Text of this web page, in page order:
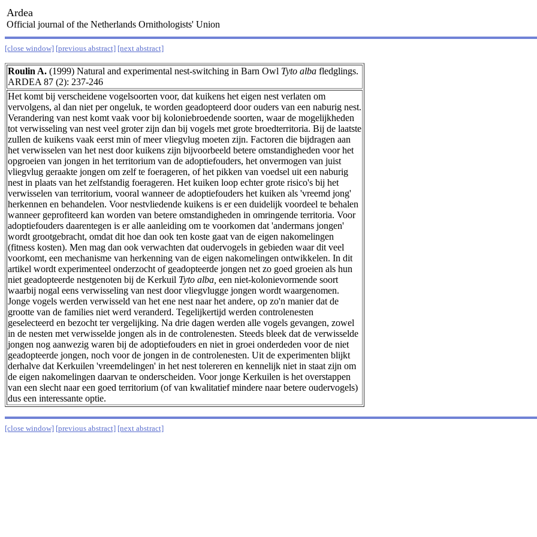
Ardea
Official journal of the Netherlands Ornithologists' Union
[close window] [previous abstract] [next abstract]
Roulin A. (1999) Natural and experimental nest-switching in Barn Owl Tyto alba fledglings.
ARDEA 87 (2): 237-246
Het komt bij verscheidene vogelsoorten voor, dat kuikens het eigen nest verlaten om
vervolgens, al dan niet per ongeluk, te worden geadopteerd door ouders van een naburig nest.
Verandering van nest komt vaak voor bij koloniebroedende soorten, waar de mogelijkheden
tot verwisseling van nest veel groter zijn dan bij vogels met grote broedterritoria. Bij de laatste
zullen de kuikens vaak eerst min of meer vliegvlug moeten zijn. Factoren die bijdragen aan
het verwisselen van het nest door kuikens zijn bijvoorbeeld betere omstandigheden voor het
opgroeien van jongen in het territorium van de adoptiefouders, het onvermogen van juist
vliegvlug geraakte jongen om zelf te foerageren, of het pikken van voedsel uit een naburig
nest in plaats van het zelfstandig foerageren. Het kuiken loop echter grote risico's bij het
verwisselen van territorium, vooral wanneer de adoptiefouders het kuiken als 'vreemd jong'
herkennen en behandelen. Voor nestvliedende kuikens is er een duidelijk voordeel te behalen
wanneer geprofiteerd kan worden van betere omstandigheden in omringende territoria. Voor
adoptiefouders daarentegen is er alle aanleiding om te voorkomen dat 'andermans jongen'
wordt grootgebracht, omdat dit hoe dan ook ten koste gaat van de eigen nakomelingen
(fitness kosten). Men mag dan ook verwachten dat oudervogels in gebieden waar dit veel
voorkomt, een mechanisme van herkenning van de eigen nakomelingen ontwikkelen. In dit
artikel wordt experimenteel onderzocht of geadopteerde jongen net zo goed groeien als hun
niet geadopteerde nestgenoten bij de Kerkuil Tyto alba, een niet-kolonievormende soort
waarbij nogal eens verwisseling van nest door vliegvlugge jongen wordt waargenomen.
Jonge vogels werden verwisseld van het ene nest naar het andere, op zo'n manier dat de
grootte van de families niet werd veranderd. Tegelijkertijd werden controlenesten
geselecteerd en bezocht ter vergelijking. Na drie dagen werden alle vogels gevangen, zowel
in de nesten met verwisselde jongen als in de controlenesten. Steeds bleek dat de verwisselde
jongen nog aanwezig waren bij de adoptiefouders en niet in groei onderdeden voor de niet
geadopteerde jongen, noch voor de jongen in de controlenesten. Uit de experimenten blijkt
derhalve dat Kerkuilen 'vreemdelingen' in het nest tolereren en kennelijk niet in staat zijn om
de eigen nakomelingen daarvan te onderscheiden. Voor jonge Kerkuilen is het overstappen
van een slecht naar een goed territorium (of van kwalitatief mindere naar betere oudervogels)
dus een interessante optie.
[close window] [previous abstract] [next abstract]